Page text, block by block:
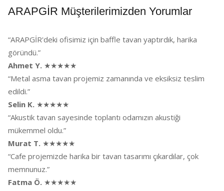
ARAPGİR Müşterilerimizden Yorumlar
“ARAPGİR'deki ofisimiz için baffle tavan yaptırdık, harika
göründü.”
Ahmet Y. ★★★★★
“Metal asma tavan projemiz zamanında ve eksiksiz teslim
edildi.”
Selin K. ★★★★★
“Akustik tavan sayesinde toplantı odamızın akustiği
mükemmel oldu.”
Murat T. ★★★★★
“Cafe projemizde harika bir tavan tasarımı çıkardılar, çok
memnunuz.”
Fatma Ö. ★★★★★